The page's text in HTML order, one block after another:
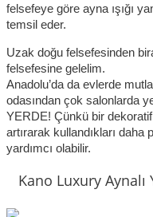
felsefeye göre ayna ışığı
temsil eder.
Uzak doğu felsefesinden
felsefesine gelelim.
Anadolu’da da evlerde
odasından çok salonlarda
YERDE! Çünkü bir
artırarak kullandıkları
yardımcı olabilir.
Kano Luxury Aynalı